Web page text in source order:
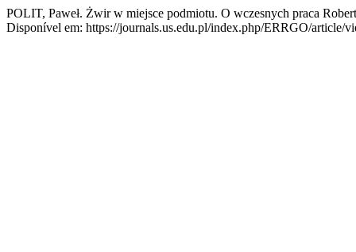
POLIT, Paweł. Żwir w miejsce podmiotu. O wczesnych praca
Disponível em: https://journals.us.edu.pl/index.php/ERRGO/article/